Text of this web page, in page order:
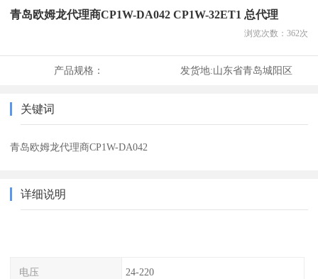
青岛欧姆龙代理商CP1W-DA042 CP1W-32ET1 总代理
浏览次数： 362次
产品规格： 发货地:山东省青岛城阳区
关键词
青岛欧姆龙代理商CP1W-DA042
详细说明
电压 24-220